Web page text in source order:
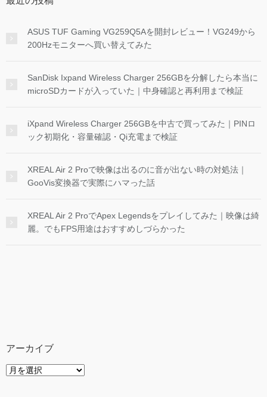
ASUS TUF Gaming VG259Q5Aを開封レビュー！VG249から
200Hzモニターへ買い替えてみた
SanDisk Ixpand Wireless Charger 256GBを分解したら本当に
microSDカードが入っていた｜中身確認と再利用まで検証
iXpand Wireless Charger 256GBを中古で買ってみた｜PINロ
ック初期化・容量確認・Qi充電まで検証
XREAL Air 2 Proで映像は出るのに音が出ない時の対処法｜
GooVis変換器で実際にハマった話
XREAL Air 2 ProでApex Legendsをプレイしてみた｜映像は綺
麗。でもFPS用途はおすすめしづらかった
アーカイブ
ア